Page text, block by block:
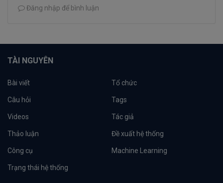
Đăng nhập để bình luận
TÀI NGUYÊN
Bài viết Tổ chức
Câu hỏi Tags
Videos Tác giả
Thảo luận Đề xuất hệ thống
Công cụ Machine Learning
Trạng thái hệ thống